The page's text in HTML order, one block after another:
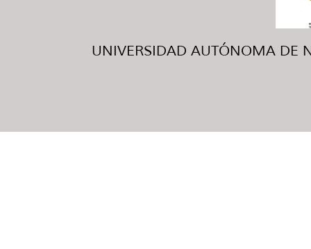
UNIVERSIDAD AUTÓNOMA DE